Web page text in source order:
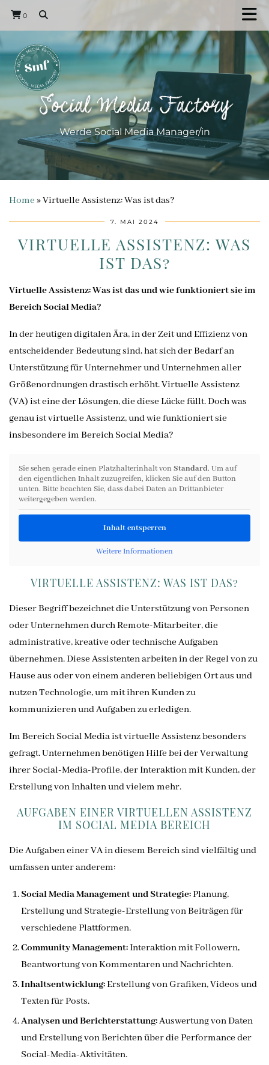
0
Social Media Factory
Werde Social Media Manager/in
Home »Virtuelle Assistenz: Was ist das?
7. MAI 2024
VIRTUELLE ASSISTENZ: WAS
IST DAS?
Virtuelle Assistenz: Was ist das und wie funktioniert sie im
Bereich Social Media?
In der heutigen digitalen Ära, in der Zeit und Effizienz von
entscheidender Bedeutung sind, hat sich der Bedarf an
Unterstützung für Unternehmer und Unternehmen aller
Größenordnungen drastisch erhöht. Virtuelle Assistenz
(VA) ist eine der Lösungen, die diese Lücke füllt. Doch was
genau ist virtuelle Assistenz, und wie funktioniert sie
insbesondere im Bereich Social Media?
Sie sehen gerade einen Platzhalterinhalt von Standard. Um auf
den eigentlichen Inhalt zuzugreifen, klicken Sie auf den Button
unten. Bitte beachten Sie, dass dabei Daten an Drittanbieter
weitergegeben werden.
Inhalt entsperren
Weitere Informationen
VIRTUELLE ASSISTENZ: WAS IST DAS?
Dieser Begriff bezeichnet die Unterstützung von Personen
oder Unternehmen durch Remote-Mitarbeiter, die
administrative, kreative oder technische Aufgaben
übernehmen. Diese Assistenten arbeiten in der Regel von zu
Hause aus oder von einem anderen beliebigen Ort aus und
nutzen Technologie, um mit ihren Kunden zu
kommunizieren und Aufgaben zu erledigen.
Im Bereich Social Media ist virtuelle Assistenz besonders
gefragt. Unternehmen benötigen Hilfe bei der Verwaltung
ihrer Social-Media-Profile, der Interaktion mit Kunden, der
Erstellung von Inhalten und vielem mehr.
AUFGABEN EINER VIRTUELLEN ASSISTENZ
IM SOCIAL MEDIA BEREICH
Die Aufgaben einer VA in diesem Bereich sind vielfältig und
umfassen unter anderem:
Social Media Management und Strategie:Planung,
Erstellung und Strategie-Erstellung von Beiträgen für
verschiedene Plattformen.
Community Management:Interaktion mit Followern,
Beantwortung von Kommentaren und Nachrichten.
Inhaltsentwicklung:Erstellung von Grafiken, Videos und
Texten für Posts.
Analysen und Berichterstattung:Auswertung von Daten
und Erstellung von Berichten über die Performance der
Social-Media-Aktivitäten.